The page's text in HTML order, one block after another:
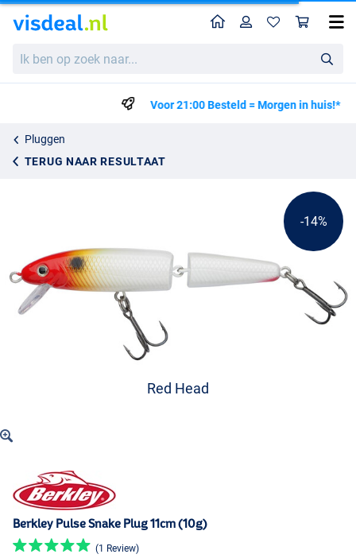
ben
HomeProfiel
Voor 21:00 Besteld = Morgen in huis!*
Pluggen
TERUG NAAR RESULTAAT
Berkley Pulse Snake Plug 11cm (10g)
9.99
Red Head
-14%
Berkley Pulse Snake Plug 11cm (10g)
(1 Review)